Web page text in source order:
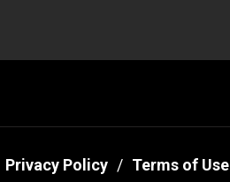
Privacy Policy Terms of Use